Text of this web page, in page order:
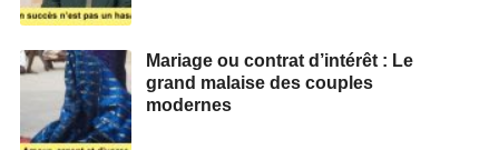
Mariage ou contrat d’intérêt : Le
grand malaise des couples
modernes